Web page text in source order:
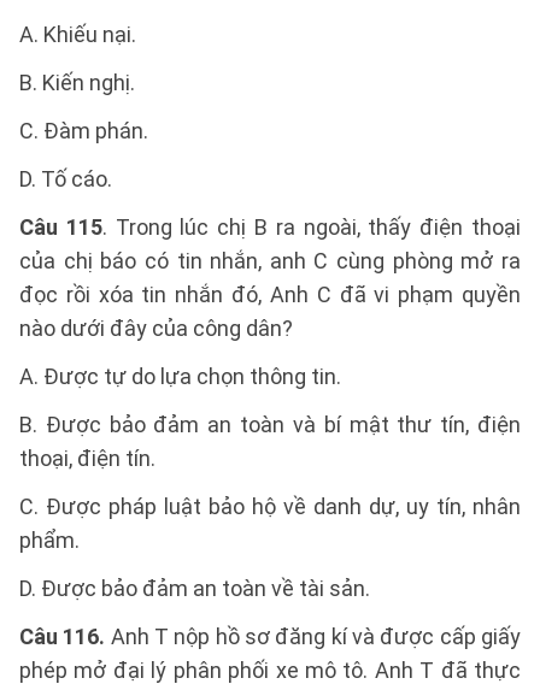
A. Khiếu nại.
B. Kiến nghị.
C. Đàm phán.
D. Tố cáo.
Câu 115. Trong lúc chị B ra ngoài, thấy điện thoại
của chị báo có tin nhắn, anh C cùng phòng mở ra
đọc rồi xóa tin nhắn đó, Anh C đã vi phạm quyền
nào dưới đây của công dân?
A. Được tự do lựa chọn thông tin.
B. Được bảo đảm an toàn và bí mật thư tín, điện
thoại, điện tín.
C. Được pháp luật bảo hộ về danh dự, uy tín, nhân
phẩm.
D. Được bảo đảm an toàn về tài sản.
Câu 116. Anh T nộp hồ sơ đăng kí và được cấp giấy
phép mở đại lý phân phối xe mô tô. Anh T đã thực